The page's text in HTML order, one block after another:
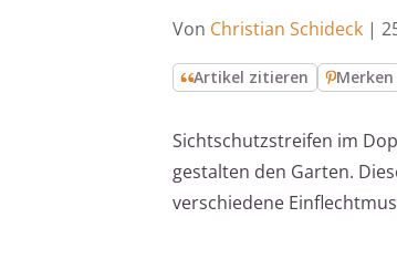
Von Christian Schideck |
Artikel zitieren Merken
Sichtschutzstreifen im
gestalten den Garten.
verschiedene